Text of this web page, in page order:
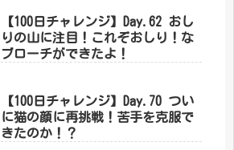
【100日チャレンジ】Day.62 おし
りの山に注目！これぞおしり！な
ブローチができたよ！
【100日チャレンジ】Day.70 つい
に猫の顔に再挑戦！苦手を克服で
きたのか！？